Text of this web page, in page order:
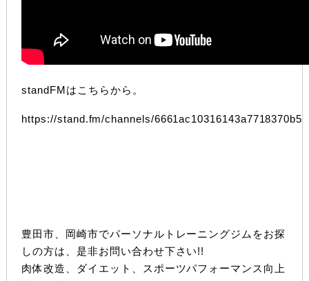
standFMはこちらから。
https://stand.fm/channels/6661ac10316143a7718370b5
豊田市、岡崎市でパーソナルトレーニングジムをお探
しの方は、是非お問い合わせ下さい!!
肉体改造、ダイエット、スポーツパフォーマンス向上